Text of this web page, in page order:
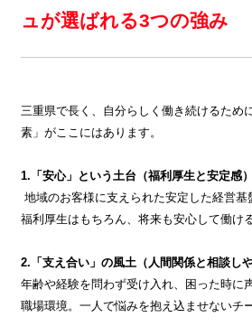
ュが選ばれる3つの強み
三重県で長く、自分らしく働き続けるため
素」がここにはあります。
1.「安心」という土台（福利厚生と安定感）
地域のお客様に支えられた安定した経営
福利厚生はもちろん、将来も安心して働け
2.「支え合い」の風土（人間関係と相談しや
年齢や経験を問わず受け入れ、困った時に
職場環境。一人で悩みを抱え込ませないチ